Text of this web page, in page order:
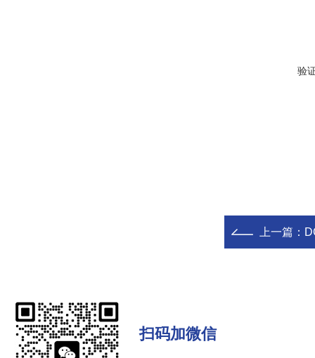
验
上一篇：
扫码加微信